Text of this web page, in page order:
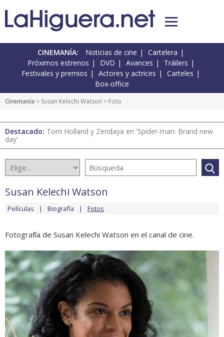
CINEMANÍA: Noticias de cine
Cartelera
Próximos estrenos
DVD Avances
Tráilers
Festivales y premios
Actores y actrices
Carteles
Box-office
Cinemanía > Susan Kelechi Watson > Foto
Destacado: Tom Holland y Zendaya en 'Spider-man: Brand new
day'
Susan Kelechi Watson
Películas Biografía Fotos
Fotografía de Susan Kelechi Watson en el canal de cine.